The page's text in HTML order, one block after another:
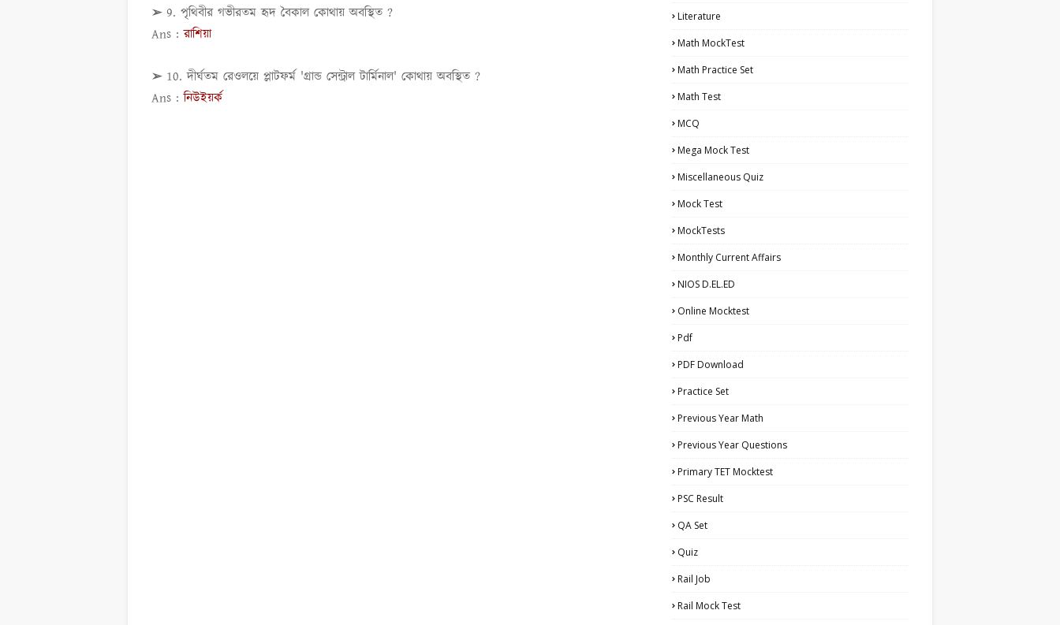
➢ 9. পৃথিবীর গভীরতম হৃদ বৈকাল কোথায় অবস্থিত ?
Ans :রাশিয়া
➢ 10. দীর্ঘতম রেওলয়ে প্লাটফর্ম 'গ্রান্ড সেন্ট্রাল টার্মিনাল' কোথায় অবস্থিত ?
Ans :নিউইয়র্ক
Literature
Math MockTest
Math Practice Set
Math Test
MCQ
Mega Mock Test
Miscellaneous Quiz
Mock Test
MockTests
Monthly Current Affairs
NIOS D.EL.ED
Online Mocktest
Pdf
PDF Download
Practice Set
Previous Year Math
Previous Year Questions
Primary TET Mocktest
PSC Result
QA Set
Quiz
Rail Job
Rail Mock Test